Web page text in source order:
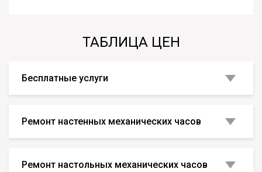
ТАБЛИЦА ЦЕН
Бесплатные услуги
Ремонт настенных механических часов
Ремонт настольных механических часов